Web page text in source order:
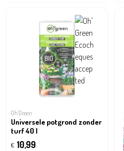
Oh'Green
Universele potgrond zonder
turf 40 l
€ 10,99